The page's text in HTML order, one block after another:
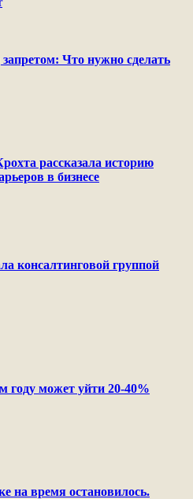
Что нужно сделать
рассказала историю
в бизнесе
консалтинговой группой
году может уйти 20-40%
на время остановилось.